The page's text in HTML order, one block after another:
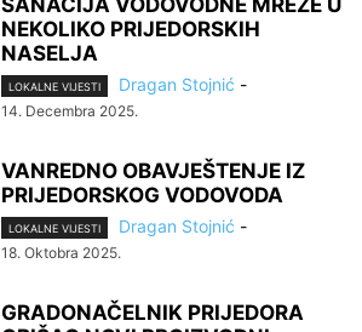
NEKOLIKO PRIJEDORSKIH
NASELJA
LOKALNE VIJESTI Dragan Stojnić -
14. Decembra 2025.
VANREDNO OBAVJEŠTENJE IZ
PRIJEDORSKOG VODOVODA
LOKALNE VIJESTI Dragan Stojnić -
18. Oktobra 2025.
GRADONAČELNIK PRIJEDORA